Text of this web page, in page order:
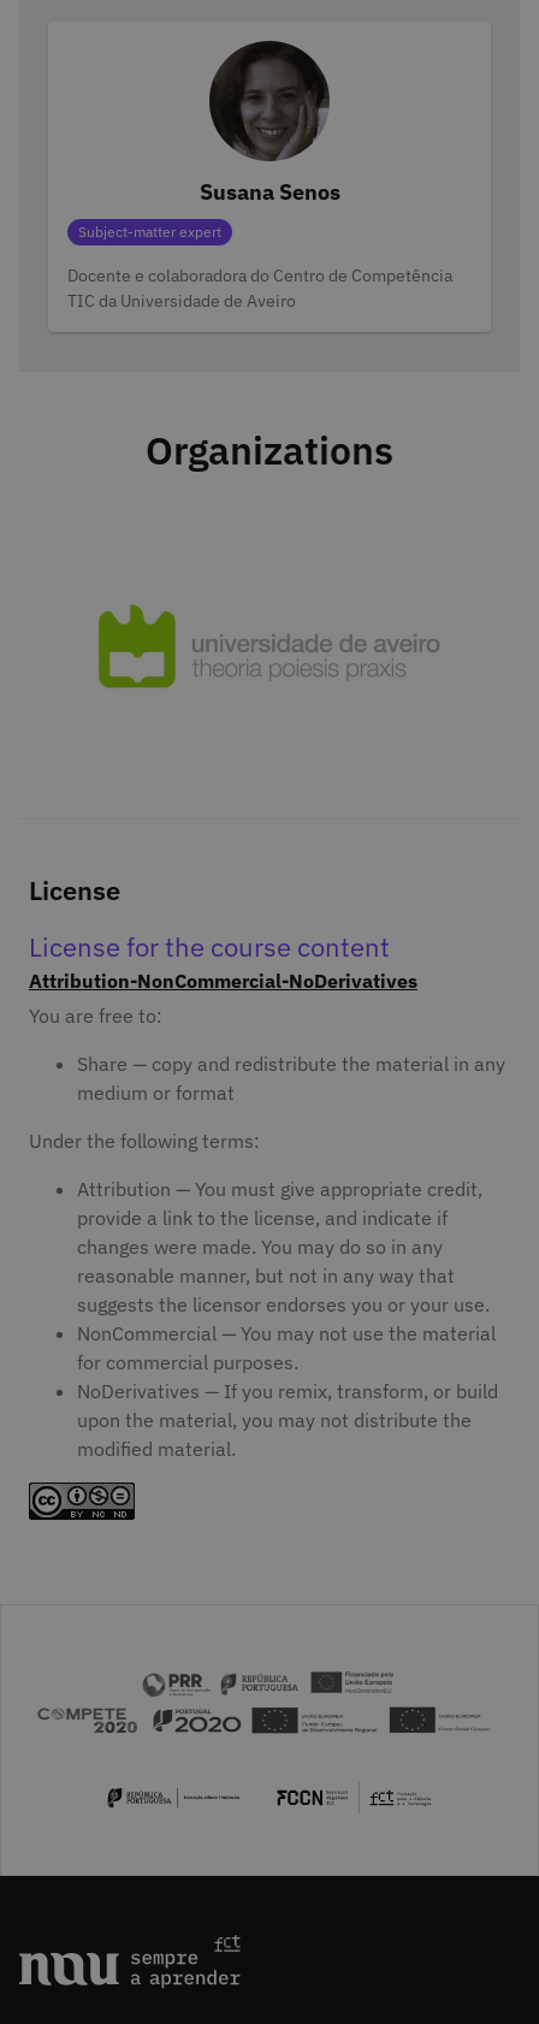
Susana Senos
Categories
Subject-matter expert
Docente e colaboradora do Centro de Competência
TIC da Universidade de Aveiro
Organizations
License
License for the course content
Attribution-NonCommercial-NoDerivatives
You are free to:
Share — copy and redistribute the material in any
medium or format
Under the following terms:
Attribution — You must give appropriate credit,
provide a link to the license, and indicate if
changes were made. You may do so in any
reasonable manner, but not in any way that
suggests the licensor endorses you or your use.
NonCommercial — You may not use the material
for commercial purposes.
NoDerivatives — If you remix, transform, or build
upon the material, you may not distribute the
modified material.